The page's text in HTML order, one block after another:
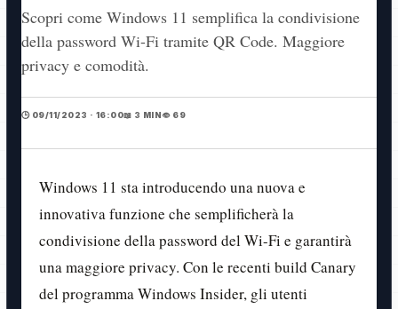
Scopri come Windows 11 semplifica la condivisione
della password Wi-Fi tramite QR Code. Maggiore
privacy e comodità.
🕒 09/11/2023 · 16:00📖 3 MIN👁️ 69
Windows 11 sta introducendo una nuova e
innovativa funzione che semplificherà la
condivisione della password del Wi-Fi e garantirà
una maggiore privacy. Con le recenti build Canary
del programma Windows Insider, gli utenti